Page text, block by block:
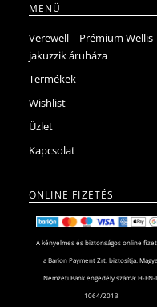
MENÜ
Verewell – Prémium Wellis
jakuzzik áruháza
Termékek
Wishlist
Üzlet
Kapcsolat
ONLINE FIZETÉS
A kényelmes és biztonságos online
a Barion Payment Zrt. biztosítja.
Nemzeti Bank engedély száma: H-EN-
1064/2013